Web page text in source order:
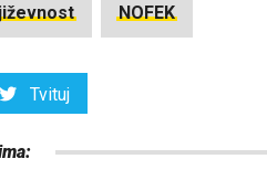
NOFEK
Tvituj